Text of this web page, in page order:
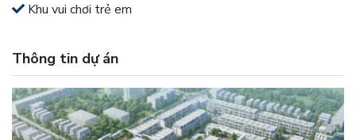
Khu vui chơi trẻ em
Thông tin dự án